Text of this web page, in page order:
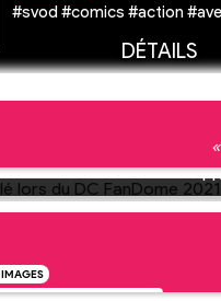
#svod #comics #action
DÉTAILS
IMAGES